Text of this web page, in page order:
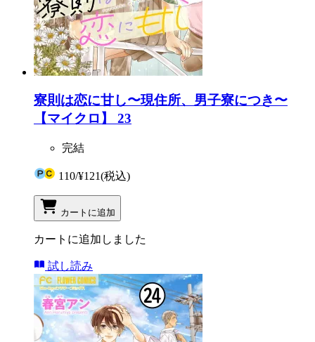
寮則は恋に甘し〜現住所、男子寮につき〜
【マイクロ】 23
完結
110/¥121(税込)
カートに追加
カートに追加しました
試し読み